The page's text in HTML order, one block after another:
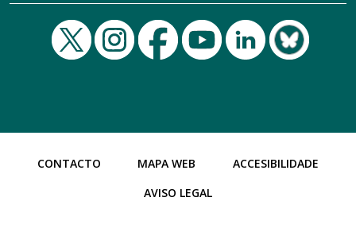
CONTACTO MAPA WEB
ACCESIBILIDADE
AVISO LEGAL